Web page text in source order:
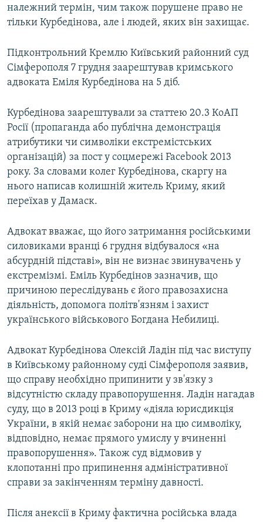
належний термін, чим також порушене право не
тільки Курбедінова, але і людей, яких він захищає.
Підконтрольний Кремлю Київський районний суд
Сімферополя 7 грудня заарештував кримського
адвоката Еміля Курбедінова на 5 діб.
Курбедінова заарештували за статтею 20.3 КоАП
Росії (пропаганда або публічна демонстрація
атрибутики чи символіки екстремістських
організацій) за пост у соцмережі Facebook 2013
року. За словами колег Курбедінова, скаргу на
нього написав колишній житель Криму, який
переїхав у Дамаск.
Адвокат вважає, що його затримання російськими
силовиками вранці 6 грудня відбувалося «на
абсурдній підставі», він не визнає звинувачень у
екстремізмі. Еміль Курбедінов зазначив, що
причиною переслідувань є його правозахисна
діяльність, допомога політв'язням і захист
українського військового Богдана Небилиці.
Адвокат Курбедінова Олексій Ладін під час виступу
в Київському районному суді Сімферополя заявив,
що справу необхідно припинити у зв'язку з
відсутністю складу правопорушення. Ладін нагадав
суду, що в 2013 році в Криму «діяла юрисдикція
України, в якій немає заборони на цю символіку,
відповідно, немає прямого умислу у вчиненні
правопорушення». Також суд відмовив у
клопотанні про припинення адміністративної
справи за закінченням терміну давності.
Після анексії в Криму фактична російська влада